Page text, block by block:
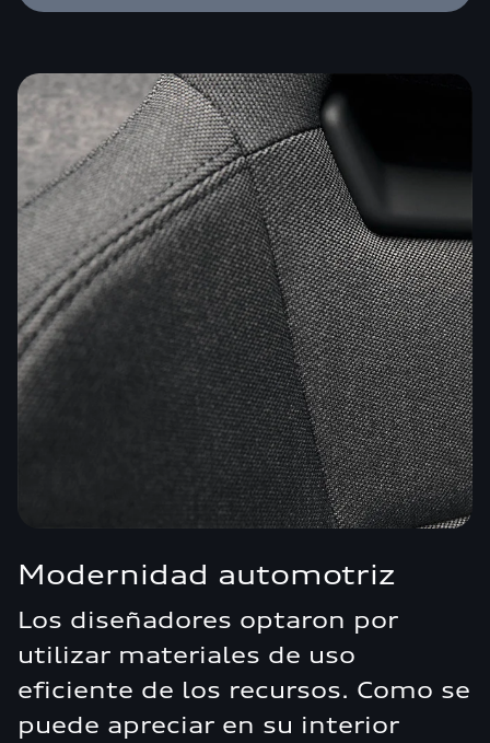
Modernidad automotriz
Los diseñadores optaron por
utilizar materiales de uso
eficiente de los recursos. Como se
puede apreciar en su interior